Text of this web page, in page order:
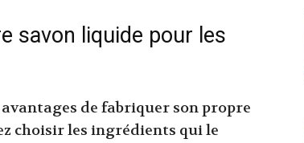
savon liquide pour les
avantages de fabriquer son propre
choisir les ingrédients qui le